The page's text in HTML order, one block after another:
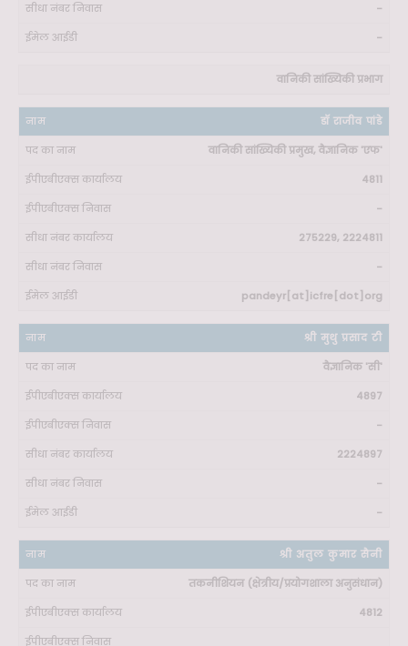
-
-
वानिकी सांख्यिकी प्रभाग
डॉ राजीव पांडे
वानिकी सांख्यिकी प्रमुख, वैज्ञानिक 'एफ'
4811
-
275229, 2224811
-
pandeyr[at]icfre[dot]org
श्री मुथु प्रसाद टी
वैज्ञानिक 'सी'
4897
-
2224897
-
-
श्री अतुल कुमार सैनी
तकनीशियन (क्षेत्रीय/प्रयोगशाला अनुसंधान)
4812